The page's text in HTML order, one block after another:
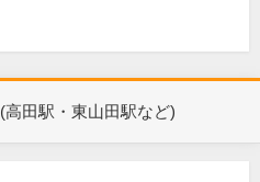
(高田駅・東山田駅など)